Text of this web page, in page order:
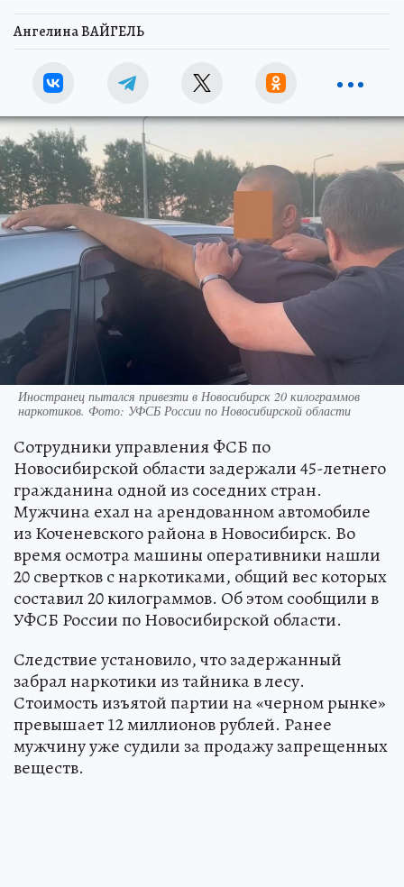
Ангелина ВАЙГЕЛЬ
Иностранец пытался привезти в Новосибирск 20 килограммов
наркотиков. Фото: УФСБ России по Новосибирской области
Сотрудники управления ФСБ по
Новосибирской области задержали 45-летнего
гражданина одной из соседних стран.
Мужчина ехал на арендованном автомобиле
из Коченевского района в Новосибирск. Во
время осмотра машины оперативники нашли
20 свертков с наркотиками, общий вес которых
составил 20 килограммов. Об этом сообщили в
УФСБ России по Новосибирской области.
Следствие установило, что задержанный
забрал наркотики из тайника в лесу.
Стоимость изъятой партии на «черном рынке»
превышает 12 миллионов рублей. Ранее
мужчину уже судили за продажу запрещенных
веществ.